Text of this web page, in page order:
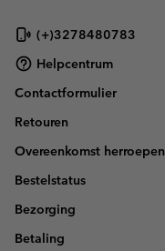
(+)3278480783
Helpcentrum
Contactformulier
Retouren
Overeenkomst herroepen
Bestelstatus
Bezorging
Betaling